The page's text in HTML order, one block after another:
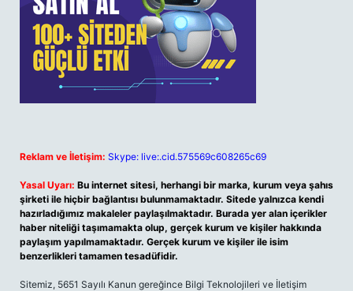
Reklam ve İletişim: Skype: live:.cid.575569c608265c69
Yasal Uyarı: Bu internet sitesi, herhangi bir marka, kurum veya şahıs
şirketi ile hiçbir bağlantısı bulunmamaktadır. Sitede yalnızca kendi
hazırladığımız makaleler paylaşılmaktadır. Burada yer alan içerikler
haber niteliği taşımamakta olup, gerçek kurum ve kişiler hakkında
paylaşım yapılmamaktadır. Gerçek kurum ve kişiler ile isim
benzerlikleri tamamen tesadüfidir.
Sitemiz, 5651 Sayılı Kanun gereğince Bilgi Teknolojileri ve İletişim